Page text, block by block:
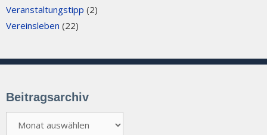
Veranstaltungstipp (2)
Vereinsleben (22)
Beitragsarchiv